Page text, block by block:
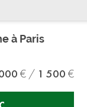
à Paris
1 500